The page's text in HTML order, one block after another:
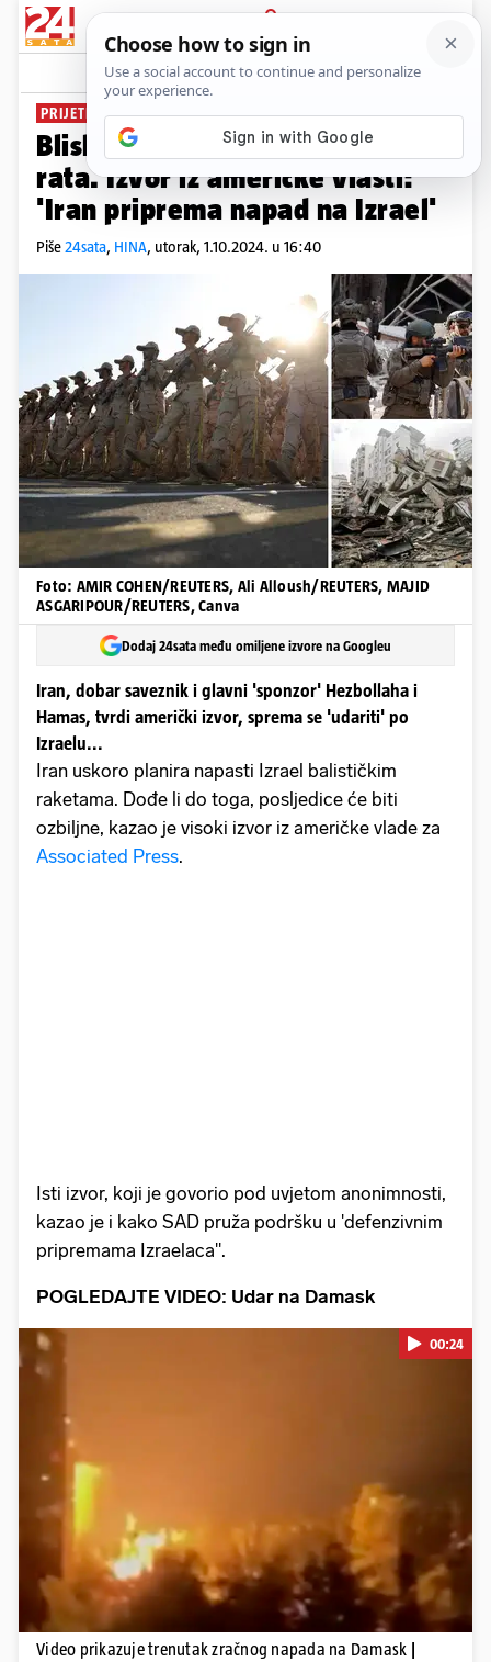
PRIJAVA
News Komentari
PRIJETI POTPUNA ESKALACIJA
Bliski istok je na rubu totalnog
rata. Izvor iz američke vlasti:
'Iran priprema napad na Izrael'
Piše24sata, HINA, utorak, 1.10.2024. u 16:40
Foto: AMIR COHEN/REUTERS, Ali Alloush/REUTERS, MAJID
ASGARIPOUR/REUTERS, Canva
Dodaj 24sata među omiljene izvore na Googleu
Iran, dobar saveznik i glavni 'sponzor' Hezbollaha i
Hamas, tvrdi američki izvor, sprema se 'udariti' po
Izraelu...
Iran uskoro planira napasti Izrael balističkim
raketama. Dođe li do toga, posljedice će biti
ozbiljne, kazao je visoki izvor iz američke vlade za
Associated Press.
Isti izvor, koji je govorio pod uvjetom anonimnosti,
kazao je i kako SAD pruža podršku u 'defenzivnim
pripremama Izraelaca".
POGLEDAJTE VIDEO: Udar na Damask
00:24
Video prikazuje trenutak zračnog napada na Damask